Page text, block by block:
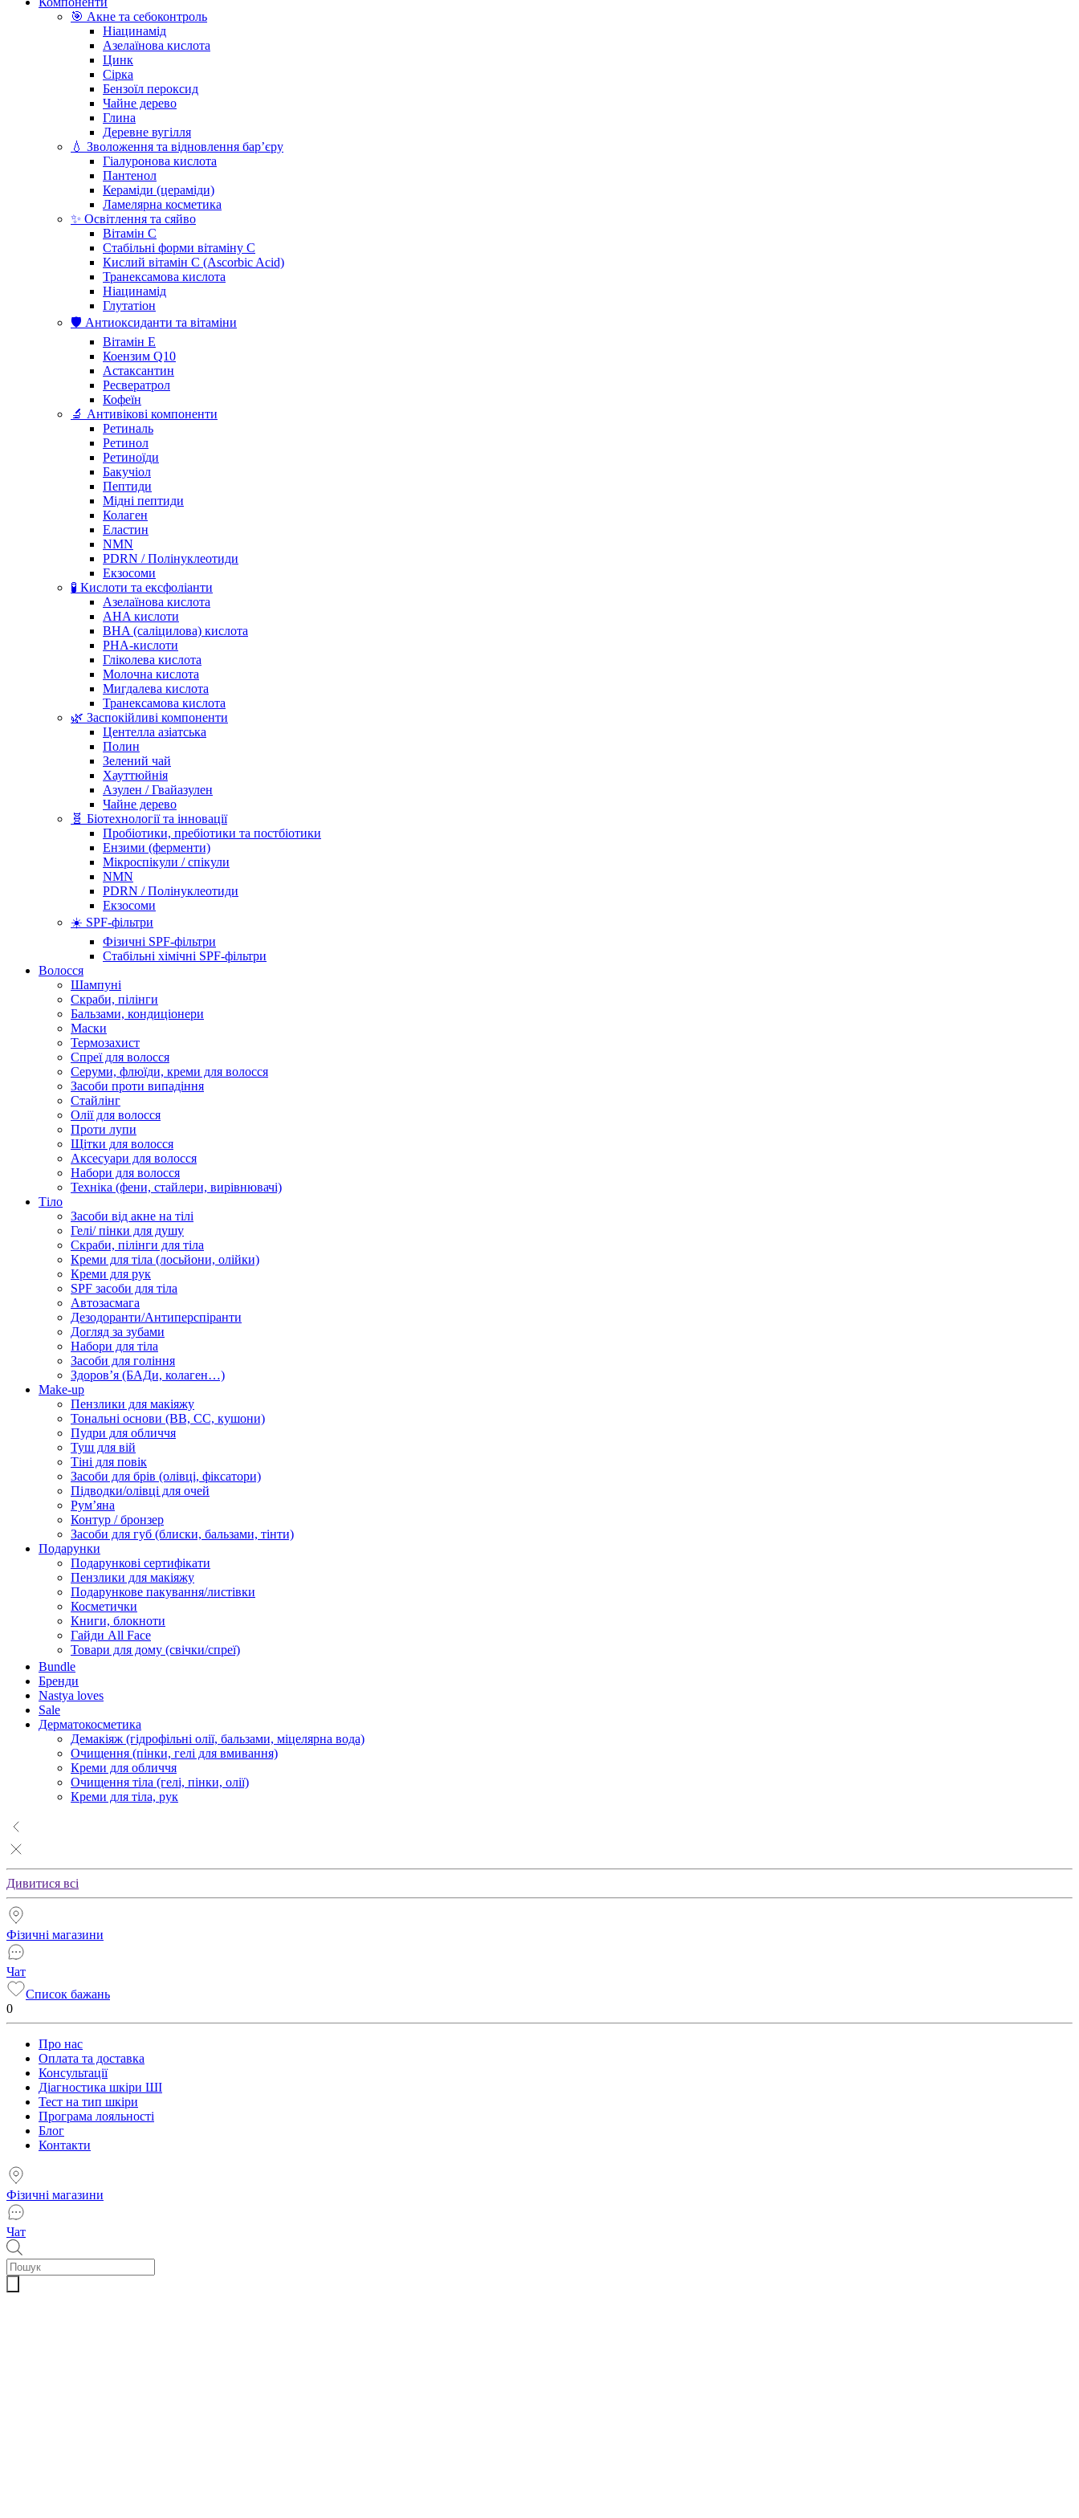
🎯 Акне та себоконтроль
Ніацинамід
Азелаїнова кислота
Цинк
Сірка
Бензоїл пероксид
Чайне дерево
Глина
Деревне вугілля
💧 Зволоження та відновлення бар’єру
Гіалуронова кислота
Пантенол
Кераміди (цераміди)
Ламелярна косметика
✨ Освітлення та сяйво
Вітамін С
Стабільні форми вітаміну С
Кислий вітамін С (Ascorbic Acid)
Транексамова кислота
Ніацинамід
Глутатіон
🛡️ Антиоксиданти та вітаміни
Вітамін Е
Коензим Q10
Астаксантин
Ресвератрол
Кофеїн
🔬 Антивікові компоненти
Ретиналь
Ретинол
Ретиноїди
Бакучіол
Пептиди
Мідні пептиди
Колаген
Еластин
NMN
PDRN / Полінуклеотиди
Екзосоми
🧪 Кислоти та ексфоліанти
Азелаїнова кислота
AHA кислоти
BHA (саліцилова) кислота
PHA-кислоти
Гліколева кислота
Молочна кислота
Мигдалева кислота
Транексамова кислота
🌿 Заспокійливі компоненти
Центелла азіатська
Полин
Зелений чай
Хауттюйнія
Азулен / Гвайазулен
Чайне дерево
🧬 Біотехнології та інновації
Пробіотики, пребіотики та постбіотики
Ензими (ферменти)
Мікроспікули / спікули
NMN
PDRN / Полінуклеотиди
Екзосоми
☀️ SPF-фільтри
Фізичні SPF-фільтри
Стабільні хімічні SPF-фільтри
Волосся
Шампуні
Скраби, пілінги
Бальзами, кондиціонери
Маски
Термозахист
Спреї для волосся
Серуми, флюїди, креми для волосся
Засоби проти випадіння
Стайлінг
Олії для волосся
Проти лупи
Щітки для волосся
Аксесуари для волосся
Набори для волосся
Техніка (фени, стайлери, вирівнювачі)
Тіло
Засоби від акне на тілі
Гелі/ пінки для душу
Скраби, пілінги для тіла
Креми для тіла (лосьйони, олійки)
Креми для рук
SPF засоби для тіла
Автозасмага
Дезодоранти/Антиперспіранти
Догляд за зубами
Набори для тіла
Засоби для гоління
Здоровʼя (БАДи, колаген…)
Make-up
Пензлики для макіяжу
Тональні основи (BB, CC, кушони)
Пудри для обличчя
Туш для вій
Тіні для повік
Засоби для брів (олівці, фіксатори)
Підводки/олівці для очей
Румʼяна
Контур / бронзер
Засоби для губ (блиски, бальзами, тінти)
Подарунки
Подарункові сертифікати
Пензлики для макіяжу
Подарункове пакування/листівки
Косметички
Книги, блокноти
Гайди All Face
Товари для дому (свічки/спреї)
Bundle
Бренди
Nastya loves
Sale
Дерматокосметика
Демакіяж (гідрофільні олії, бальзами, міцелярна вода)
Очищення (пінки, гелі для вмивання)
Креми для обличчя
Очищення тіла (гелі, пінки, олії)
Креми для тіла, рук
Дивитися всі
Фізичні магазини
Чат
Список бажань
0
Про нас
Оплата та доставка
Консультації
Діагностика шкіри ШІ
Тест на тип шкіри
Програма лояльності
Блог
Контакти
Фізичні магазини
Чат
Пошук
товарів